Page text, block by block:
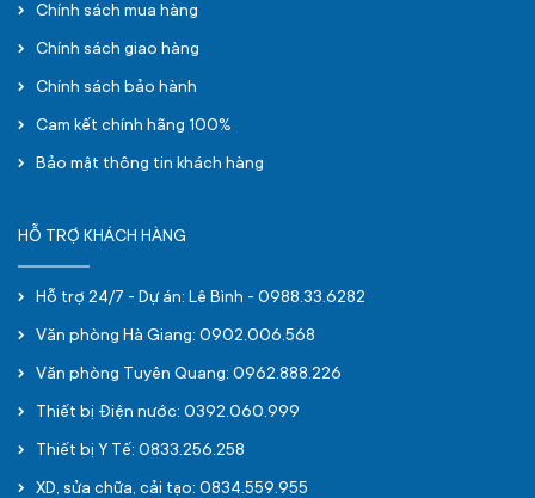
Chính sách mua hàng
Chính sách giao hàng
Chính sách bảo hành
Cam kết chính hãng 100%
Bảo mật thông tin khách hàng
HỖ TRỢ KHÁCH HÀNG
Hỗ trợ 24/7 - Dự án: Lê Bình - 0988.33.6282
Văn phòng Hà Giang: 0902.006.568
Văn phòng Tuyên Quang: 0962.888.226
Thiết bị Điện nước: 0392.060.999
Thiết bị Y Tế: 0833.256.258
XD, sửa chữa, cải tạo: 0834.559.955